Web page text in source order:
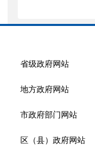
省级政府网站
地方政府网站
市政府部门网站
区（县）政府网站